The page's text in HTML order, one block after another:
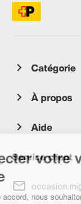
Catégorie
À propos
Aide
Service client